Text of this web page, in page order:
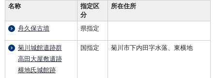
名称
指定区
分
所在住所
舟久保古墳 県指定
菊川城館遺跡群
高田大屋敷遺跡
横地氏城館跡
国指定 菊川市下内田字水落、東横地